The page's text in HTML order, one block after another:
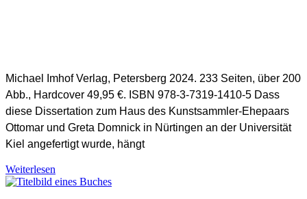
SHB Redaktion
Michael Imhof Verlag, Petersberg 2024. 233 Seiten, über 200
Abb., Hardcover 49,95 €. ISBN 978-3-7319-1410-5 Dass
diese Dissertation zum Haus des Kunstsammler-Ehepaars
Ottomar und Greta Domnick in Nürtingen an der Universität
Kiel angefertigt wurde, hängt
Weiterlesen